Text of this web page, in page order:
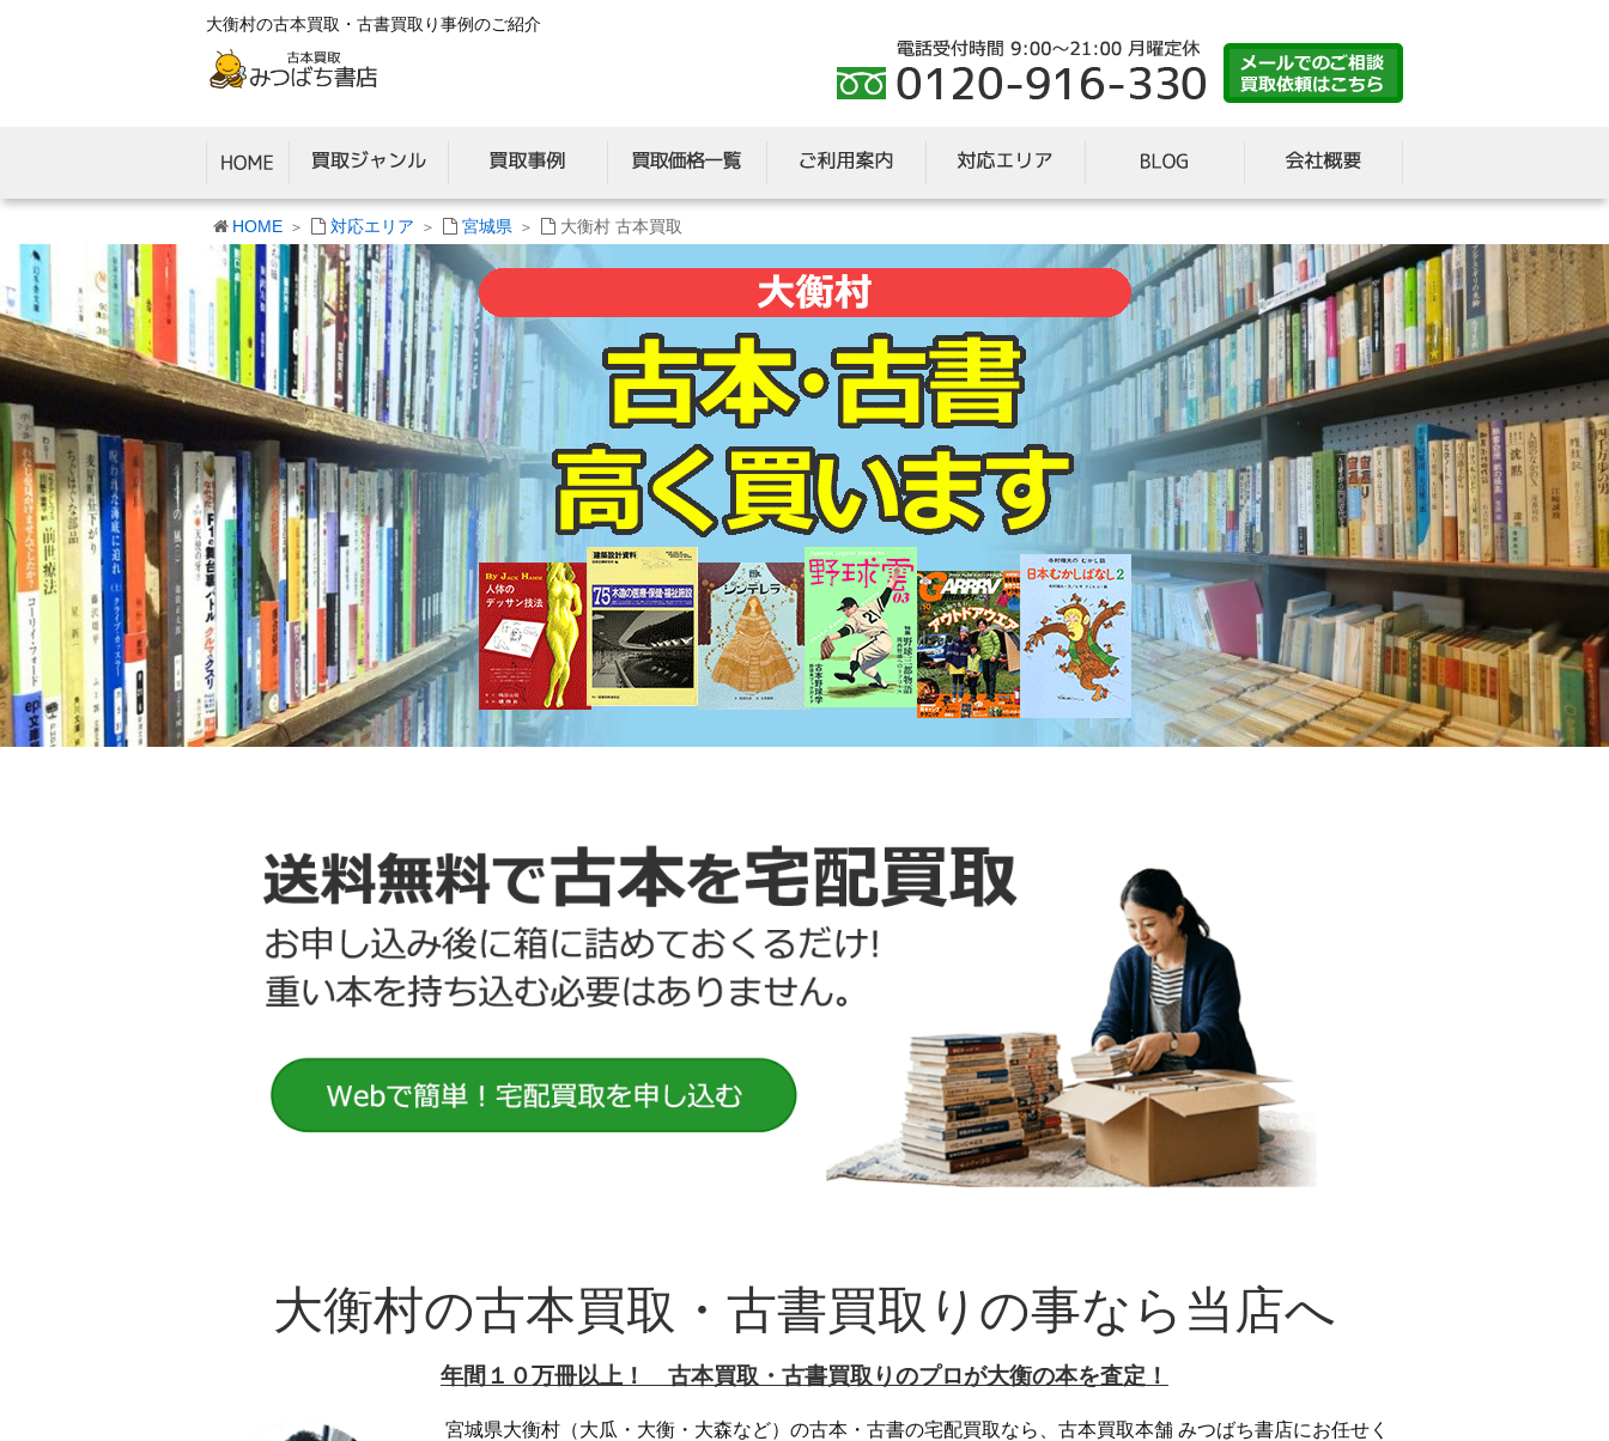
大衡村の古本買取・古書買取り事例のご紹介
HOME 対応エリア 宮城県 大衡村 古本買取
大衡村の古本買取・古書買取りの事なら当店へ
年間１０万冊以上！ 古本買取・古書買取りのプロが大衡の本を査定！
宮城県大衡村（大瓜・大衡・大森など）の古本・古書の宅配買取なら、古本買取本舗 みつばち書店にお任せく